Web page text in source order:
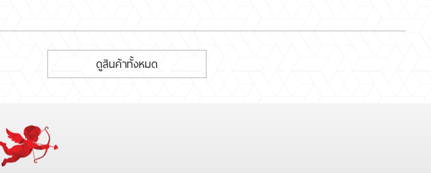
ดูสินค้าทั้งหมด